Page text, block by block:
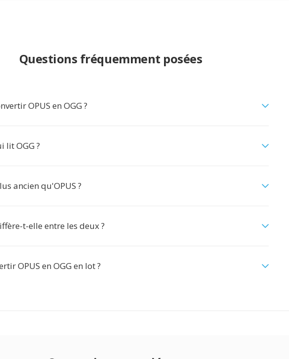
Questions fréquemment posées
OPUS en OGG ?
lit OGG ?
ancien qu'OPUS ?
t-elle entre les deux ?
OPUS en OGG en lot ?